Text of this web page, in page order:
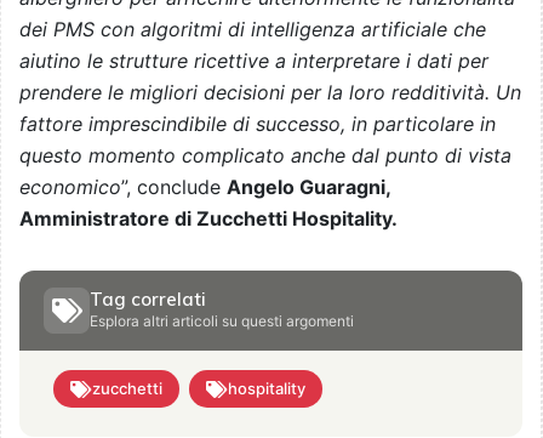
dei PMS con algoritmi di intelligenza artificiale che
aiutino le strutture ricettive a interpretare i dati per
prendere le migliori decisioni per la loro redditività. Un
fattore imprescindibile di successo, in particolare in
questo momento complicato anche dal punto di vista
economico”, conclude Angelo Guaragni,
Amministratore di Zucchetti Hospitality.
Tag correlati
Esplora altri articoli su questi argomenti
zucchetti hospitality